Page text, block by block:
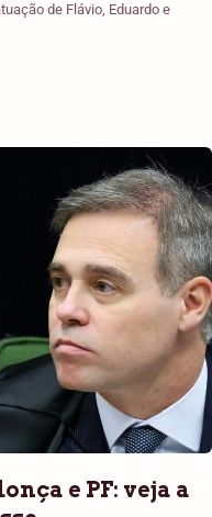
de Flávio, Eduardo e
e PF: veja a